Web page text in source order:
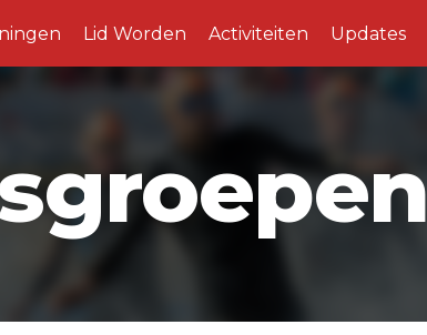
Lid Worden Activiteiten Updates